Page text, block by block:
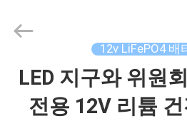
집
2011
Technology
12v LiFePO4 배
LED 지구와 위원
전용 12V 리튬